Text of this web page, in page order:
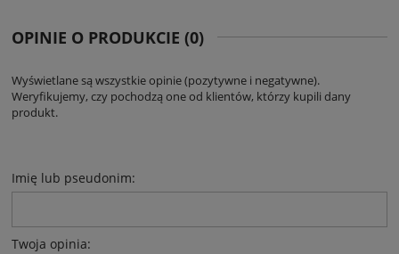
OPINIE O PRODUKCIE (0)
Wyświetlane są wszystkie opinie (pozytywne i negatywne).
Weryfikujemy, czy pochodzą one od klientów, którzy kupili dany
produkt.
Imię lub pseudonim:
Twoja opinia: